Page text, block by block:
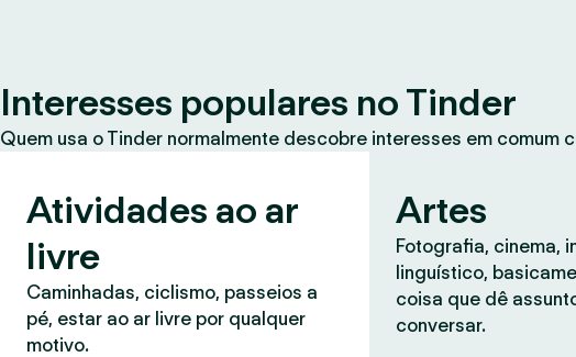
Interesses populares no Tinder
Quem usa o Tinder normalmente descobre interesses em
Atividades ao ar
livre
Caminhadas, ciclismo, passeios a
pé, estar ao ar livre por qualquer
motivo.
Artes
Fotografia, cinema,
linguístico,
coisa que dê
conversar.